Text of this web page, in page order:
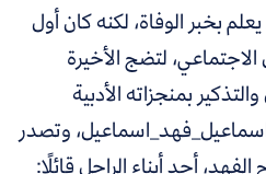
بخبر الوفاة، لكنه كان أول
لتضج الأخيرة
بمنجزاته الأدبية
وتصدر
أحد أبناء الراحل قائلًا: